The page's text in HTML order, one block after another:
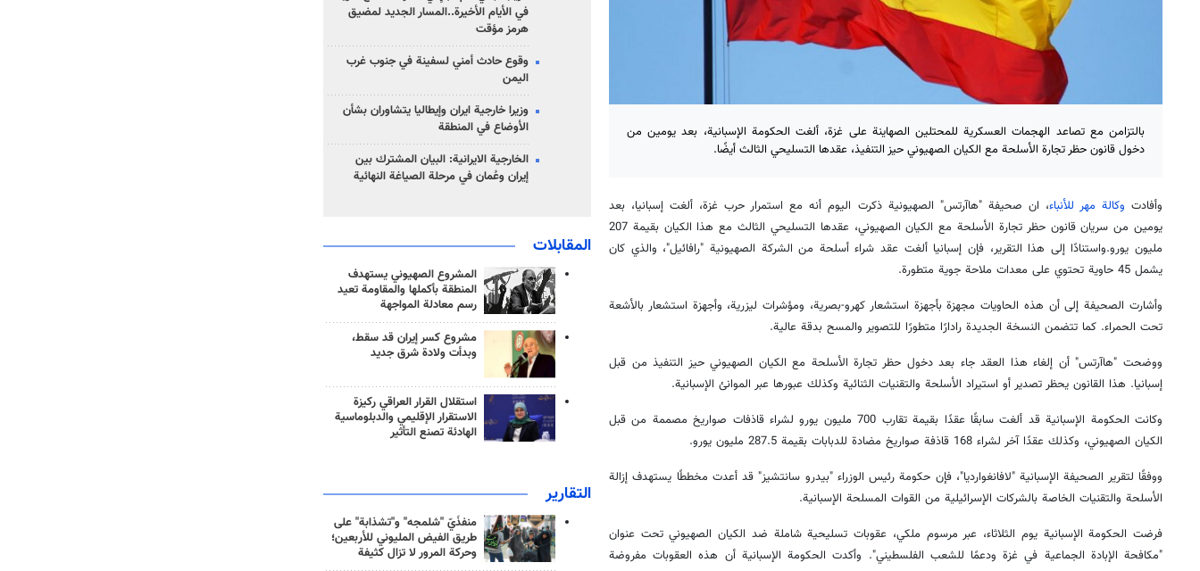
بالتزامن مع تصاعد الهجمات العسكرية للمحتلين الصهاينة على غزة، ألغت الحكومة الإسبانية، بعد يومين من
دخول قانون حظر تجارة الأسلحة مع الكيان الصهيوني حيز التنفيذ، عقدها التسليحي الثالث أيضًا.
وأفادت وكالة مهر للأنباء، ان صحيفة "هاآرتس" الصهيونية ذكرت اليوم أنه مع استمرار حرب غزة، ألغت إسبانيا، بعد
يومين من سريان قانون حظر تجارة الأسلحة مع الكيان الصهيوني، عقدها التسليحي الثالث مع هذا الكيان بقيمة 207
مليون يورو.واستنادًا إلى هذا التقرير، فإن إسبانيا ألغت عقد شراء أسلحة من الشركة الصهيونية "رافائيل"، والذي كان
يشمل 45 حاوية تحتوي على معدات ملاحة جوية متطورة.
وأشارت الصحيفة إلى أن هذه الحاويات مجهزة بأجهزة استشعار كهرو-بصرية، ومؤشرات ليزرية، وأجهزة استشعار بالأشعة
تحت الحمراء. كما تتضمن النسخة الجديدة رادارًا متطورًا للتصوير والمسح بدقة عالية.
ووضحت "هاآرتس" أن إلغاء هذا العقد جاء بعد دخول حظر تجارة الأسلحة مع الكيان الصهيوني حيز التنفيذ من قبل
إسبانيا. هذا القانون يحظر تصدير أو استيراد الأسلحة والتقنيات الثنائية وكذلك عبورها عبر الموانئ الإسبانية.
وكانت الحكومة الإسبانية قد ألغت سابقًا عقدًا بقيمة تقارب 700 مليون يورو لشراء قاذفات صواريخ مصممة من قبل
الكيان الصهيوني، وكذلك عقدًا آخر لشراء 168 قاذفة صواريخ مضادة للدبابات بقيمة 287.5 مليون يورو.
ووفقًا لتقرير الصحيفة الإسبانية "لافانغوارديا"، فإن حكومة رئيس الوزراء "بيدرو سانتشيز" قد أعدت مخططًا يستهدف إزالة
الأسلحة والتقنيات الخاصة بالشركات الإسرائيلية من القوات المسلحة الإسبانية.
فرضت الحكومة الإسبانية يوم الثلاثاء، عبر مرسوم ملكي، عقوبات تسليحية شاملة ضد الكيان الصهيوني تحت عنوان
"مكافحة الإبادة الجماعية في غزة ودعمًا للشعب الفلسطيني". وأكدت الحكومة الإسبانية أن هذه العقوبات مفروضة
في الأيام الأخيرة..المسار الجديد لمضيق
هرمز مؤقت
وقوع حادث أمني لسفينة في جنوب غرب
اليمن
وزيرا خارجية ايران وإيطاليا يتشاوران بشأن
الأوضاع في المنطقة
الخارجية الايرانية: البيان المشترك بين
إيران وعُمان في مرحلة الصياغة النهائية
المقابلات
المشروع الصهيوني يستهدف
المنطقة بأكملها والمقاومة تعيد
رسم معادلة المواجهة
مشروع كسر إيران قد سقط،
وبدأت ولادة شرق جديد
استقلال القرار العراقي ركيزة
الاستقرار الإقليمي والدبلوماسية
الهادئة تصنع التأثير
التقارير
منفذَيّ "شلمجه" و"تشذابة" على
طريق الفيض المليوني للأربعين؛
وحركة المرور لا تزال كثيفة